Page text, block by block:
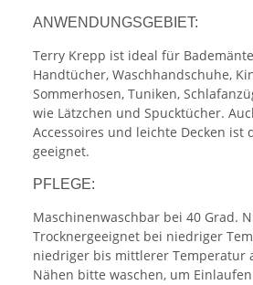
ANWENDUNGSGEBIET:
Terry Krepp ist ideal für
Handtücher, Waschhandschuhe,
Sommerhosen, Tuniken,
wie Lätzchen und Spucktücher.
Accessoires und leichte Decken ist
geeignet.
PFLEGE:
Maschinenwaschbar bei 40 Grad.
Trocknergeeignet bei niedriger
niedriger bis mittlerer Temperatur
Nähen bitte waschen, um